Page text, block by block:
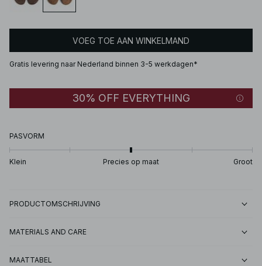
VOEG TOE AAN WINKELMAND
Gratis levering naar Nederland binnen 3-5 werkdagen*
30% OFF EVERYTHING
PASVORM
Klein Precies op maat Groot
PRODUCTOMSCHRIJVING
MATERIALS AND CARE
MAATTABEL